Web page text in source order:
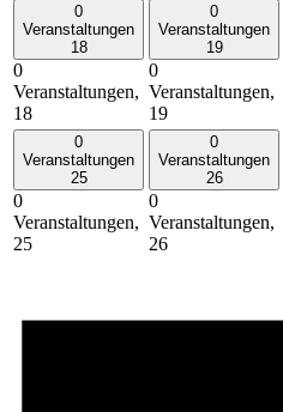
0
Veranstaltungen
18
0
Veranstaltungen,
18
0
Veranstaltungen
19
0
Veranstaltungen,
19
0
Veranstaltungen
25
0
Veranstaltungen,
25
0
Veranstaltungen
26
0
Veranstaltungen,
26